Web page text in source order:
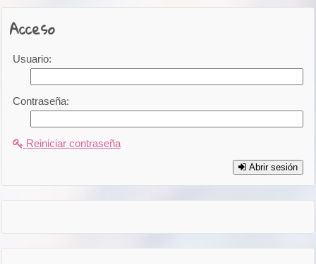
Acceso
Usuario:
Contraseña:
Reiniciar contraseña
Abrir sesión